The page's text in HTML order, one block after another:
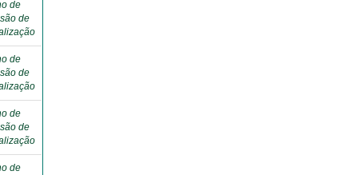
de
de
de
de
de
de
de